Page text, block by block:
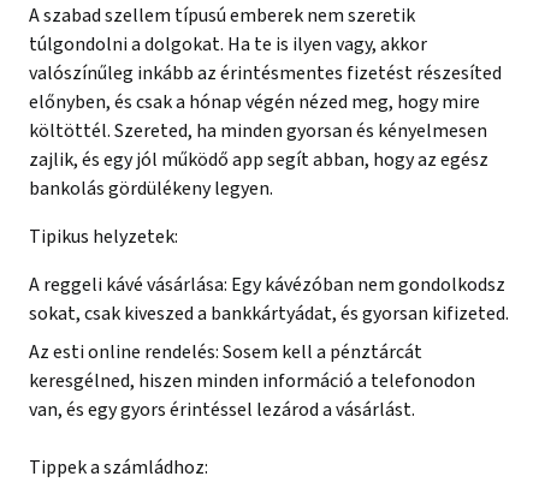
A szabad szellem típusú emberek nem szeretik
túlgondolni a dolgokat. Ha te is ilyen vagy, akkor
valószínűleg inkább az érintésmentes fizetést részesíted
előnyben, és csak a hónap végén nézed meg, hogy mire
költöttél. Szereted, ha minden gyorsan és kényelmesen
zajlik, és egy jól működő app segít abban, hogy az egész
bankolás gördülékeny legyen.
Tipikus helyzetek:
A reggeli kávé vásárlása: Egy kávézóban nem gondolkodsz
sokat, csak kiveszed a bankkártyádat, és gyorsan kifizeted.
Az esti online rendelés: Sosem kell a pénztárcát
keresgélned, hiszen minden információ a telefonodon
van, és egy gyors érintéssel lezárod a vásárlást.
Tippek a számládhoz: